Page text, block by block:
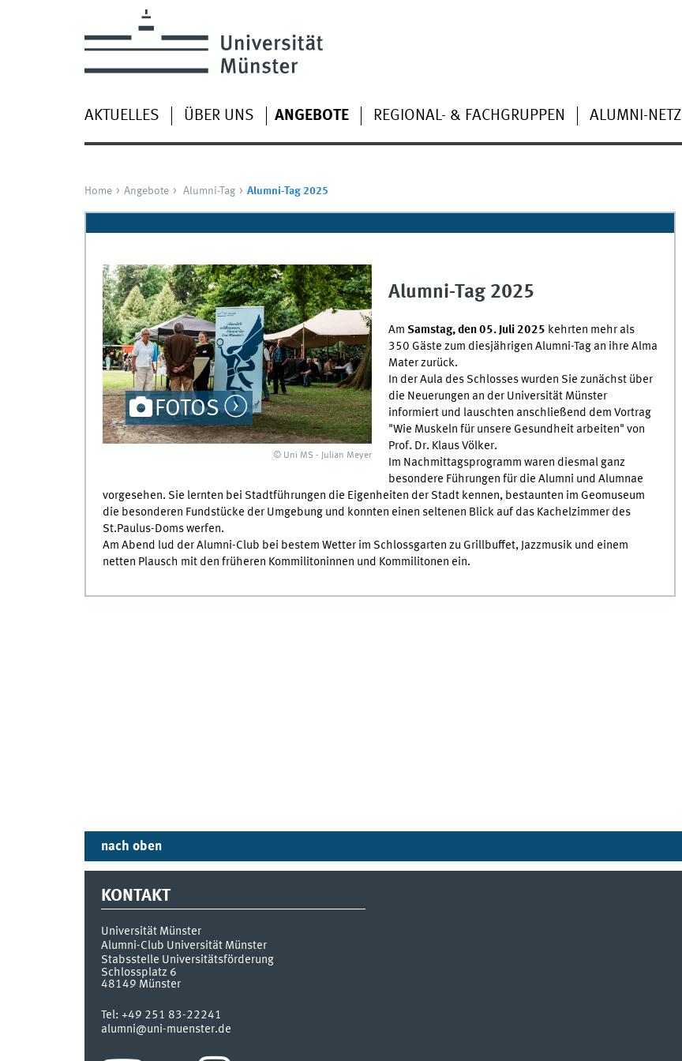
AKTUELLES ÜBER UNS ANGEBOTE REGIONAL- & FACHGRUPPEN ALUMNI-NETZ
Home Angebote Alumni-Tag Alumni-Tag 2025
FOTOS
© Uni MS - Julian Meyer
Alumni-Tag 2025
Am Samstag, den 05. Juli 2025 kehrten mehr als
350 Gäste zum diesjährigen Alumni-Tag an ihre Alma
Mater zurück.
In der Aula des Schlosses wurden Sie zunächst über
die Neuerungen an der Universität Münster
informiert und lauschten anschließend dem Vortrag
"Wie Muskeln für unsere Gesundheit arbeiten" von
Prof. Dr. Klaus Völker.
Im Nachmittagsprogramm waren diesmal ganz
besondere Führungen für die Alumni und Alumnae
vorgesehen. Sie lernten bei Stadtführungen die Eigenheiten der Stadt kennen, bestaunten im Geomuseum
die besonderen Fundstücke der Umgebung und konnten einen seltenen Blick auf das Kachelzimmer des
St.Paulus-Doms werfen.
Am Abend lud der Alumni-Club bei bestem Wetter im Schlossgarten zu Grillbuffet, Jazzmusik und einem
netten Plausch mit den früheren Kommilitoninnen und Kommilitonen ein.
nach oben
KONTAKT
Universität Münster
Alumni-Club Universität Münster
Stabsstelle Universitätsförderung
Schlossplatz 6
48149 Münster
Tel: +49 251 83-22241
alumni@uni-muenster.de